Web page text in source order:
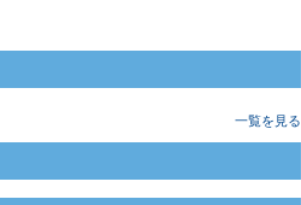
一覧を見る